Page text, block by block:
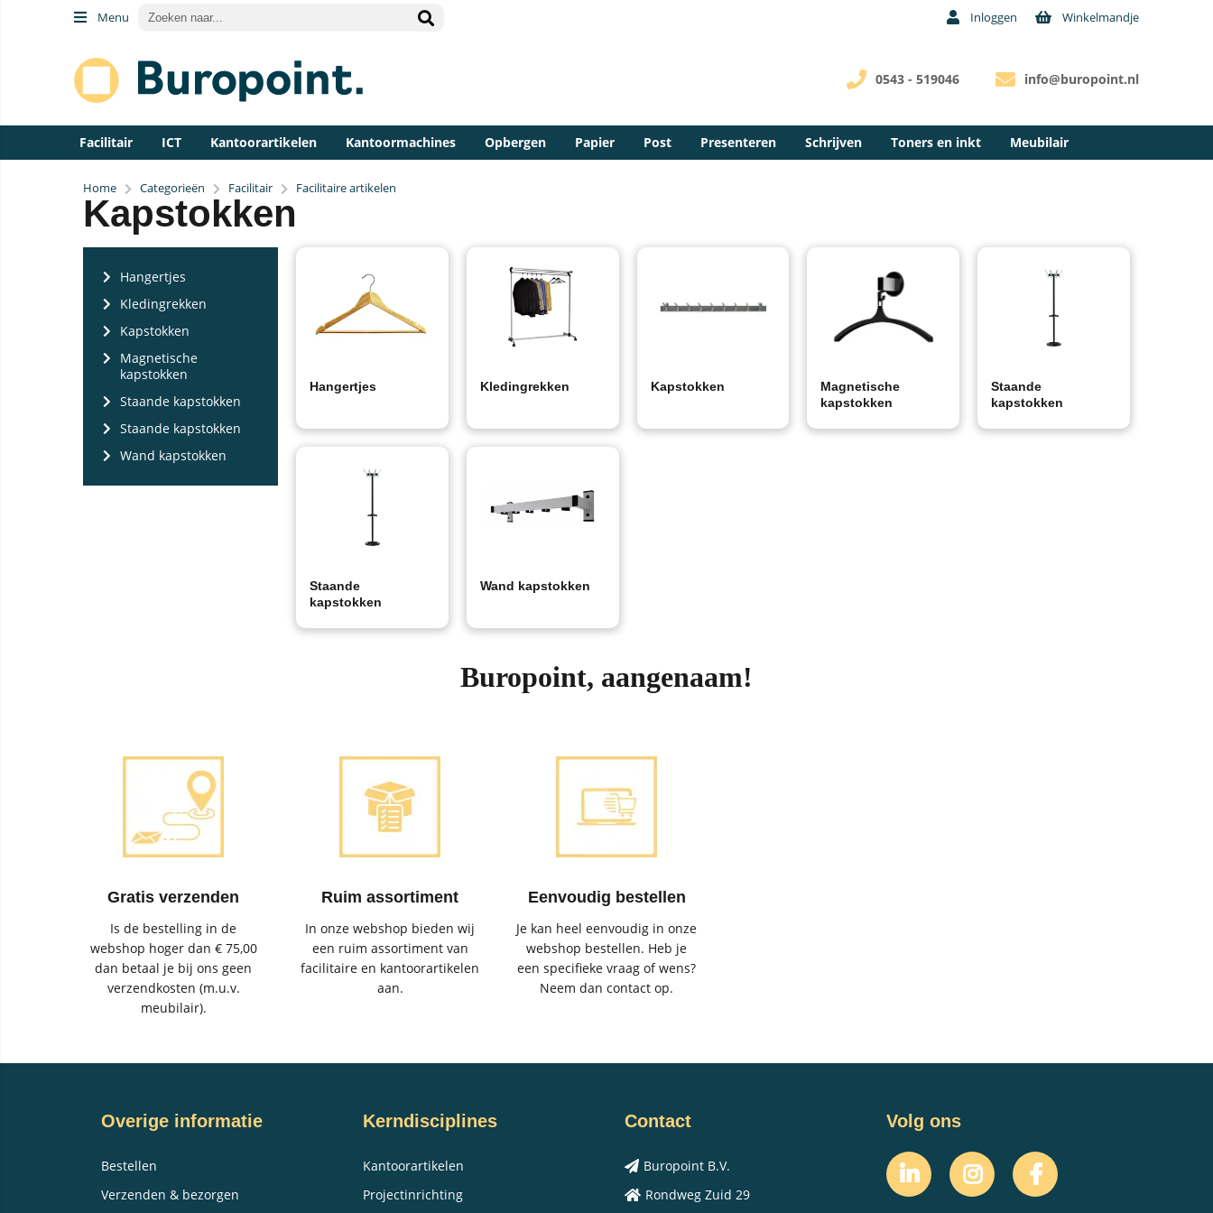
Menu Inloggen Winkelmandje
info@buropoint.nl
0543 - 519046
Facilitair ICT Kantoorartikelen Kantoormachines Opbergen Papier Post Presenteren Schrijven Toners en inkt Meubilair
Home Categorieën Facilitair Facilitaire artikelen
Kapstokken
Hangertjes
Kledingrekken
Kapstokken
Magnetische
kapstokken
Staande kapstokken
Staande kapstokken
Wand kapstokken
Hangertjes Kledingrekken Kapstokken
Magnetische
kapstokken
Staande
kapstokken
Staande
kapstokken
Wand kapstokken
Buropoint, aangenaam!
Gratis verzenden
Is de bestelling in de
webshop hoger dan € 75,00
dan betaal je bij ons geen
verzendkosten (m.u.v.
meubilair).
Ruim assortiment
In onze webshop bieden wij
een ruim assortiment van
facilitaire en kantoorartikelen
aan.
Eenvoudig bestellen
Je kan heel eenvoudig in onze
webshop bestellen. Heb je
een specifieke vraag of wens?
Neem dan contact op.
Overige informatie
Bestellen
Verzenden & bezorgen
Kerndisciplines
Kantoorartikelen
Projectinrichting
Contact
Buropoint B.V.
Rondweg Zuid 29
Volg ons